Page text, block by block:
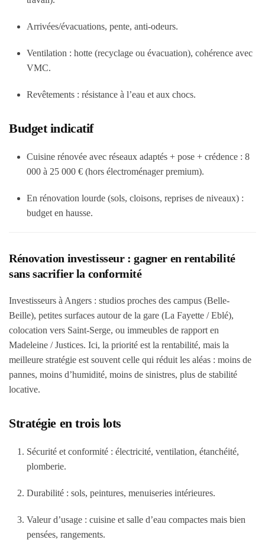
Arrivées/évacuations, pente, anti-odeurs.
Ventilation : hotte (recyclage ou évacuation), cohérence avec
VMC.
Revêtements : résistance à l’eau et aux chocs.
Budget indicatif
Cuisine rénovée avec réseaux adaptés + pose + crédence : 8
000 à 25 000 € (hors électroménager premium).
En rénovation lourde (sols, cloisons, reprises de niveaux) :
budget en hausse.
Rénovation investisseur : gagner en rentabilité
sans sacrifier la conformité
Investisseurs à Angers : studios proches des campus (Belle-
Beille), petites surfaces autour de la gare (La Fayette / Eblé),
colocation vers Saint-Serge, ou immeubles de rapport en
Madeleine / Justices. Ici, la priorité est la rentabilité, mais la
meilleure stratégie est souvent celle qui réduit les aléas : moins de
pannes, moins d’humidité, moins de sinistres, plus de stabilité
locative.
Stratégie en trois lots
Sécurité et conformité : électricité, ventilation, étanchéité,
plomberie.
Durabilité : sols, peintures, menuiseries intérieures.
Valeur d’usage : cuisine et salle d’eau compactes mais bien
pensées, rangements.